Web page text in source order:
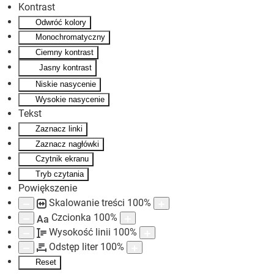
Kontrast
Odwróć kolory
Monochromatyczny
Ciemny kontrast
Jasny kontrast
Niskie nasycenie
Wysokie nasycenie
Tekst
Zaznacz linki
Zaznacz nagłówki
Czytnik ekranu
Tryb czytania
Powiększenie
Skalowanie treści 100%
Aa Czcionka 100%
Wysokość linii 100%
Odstęp liter 100%
Reset
Skip to main content